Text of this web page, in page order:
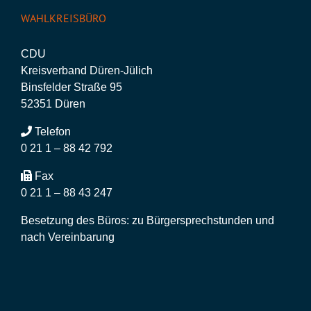
WAHLKREISBÜRO
CDU
Kreisverband Düren-Jülich
Binsfelder Straße 95
52351 Düren
Telefon
0 21 1 – 88 42 792
Fax
0 21 1 – 88 43 247
Besetzung des Büros: zu Bürgersprechstunden und
nach Vereinbarung